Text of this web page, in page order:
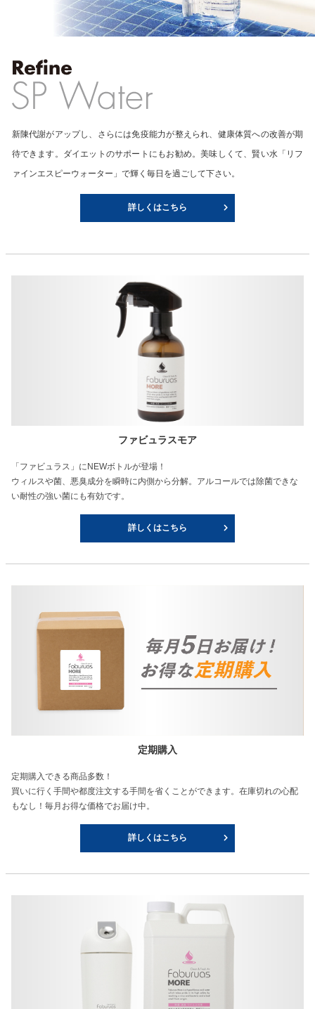
新陳代謝がアップし、さらには免疫能力が整えられ、健康体質への改善が期
待できます。ダイエットのサポートにもお勧め。美味しくて、賢い水「リフ
ァインエスピーウォーター」で輝く毎日を過ごして下さい。
詳しくはこちら
ファビュラスモア
「ファビュラス」にNEWボトルが登場！
ウィルスや菌、悪臭成分を瞬時に内側から分解。アルコールでは除菌できな
い耐性の強い菌にも有効です。
詳しくはこちら
定期購入
定期購入できる商品多数！
買いに行く手間や都度注文する手間を省くことができます。在庫切れの心配
もなし！毎月お得な価格でお届け中。
詳しくはこちら